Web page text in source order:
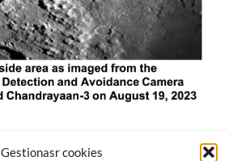
Gestionasr cookies